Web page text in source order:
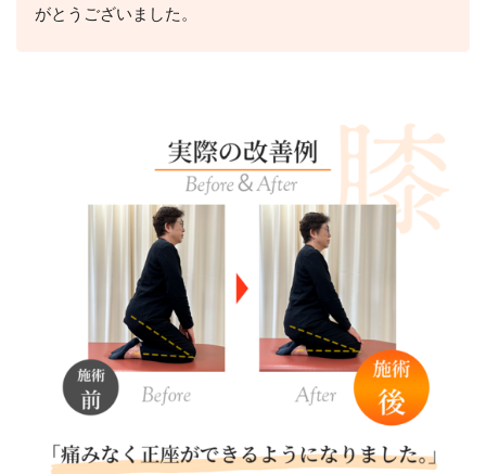
がとうございました。